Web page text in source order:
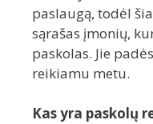
paslaugą, todėl
sąrašas įmonių,
paskolas. Jie
reikiamu metu.
Kas yra paskolų